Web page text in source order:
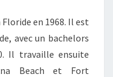
en 1968. Il est
avec un bachelors
Il travaille ensuite
Beach et Fort